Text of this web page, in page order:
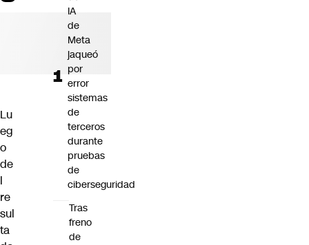
Lu
eg
o
de
l
re
sul
ta
IA
de
Meta
jaqueó
por
error
sistemas
de
terceros
durante
pruebas
de
ciberseguridad
Tras
freno
de